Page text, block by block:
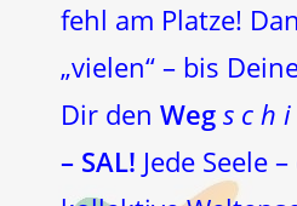
fehl am Platze!
„vielen“ – bis
Dir den Weg s c h
– SAL! Jede Seele